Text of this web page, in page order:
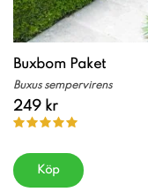
Buxbom Paket
Buxus sempervirens
249 kr
Köp